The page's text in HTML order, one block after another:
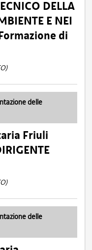
DELLA
E NEI
di
delle
Friuli
delle